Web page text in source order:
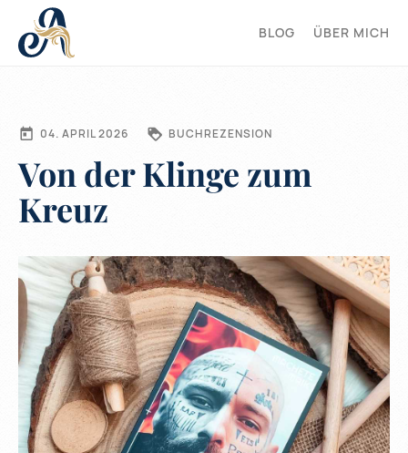
BLOG ÜBER MICH
04. APRIL 2026 BUCHREZENSION
Von der Klinge zum
Kreuz